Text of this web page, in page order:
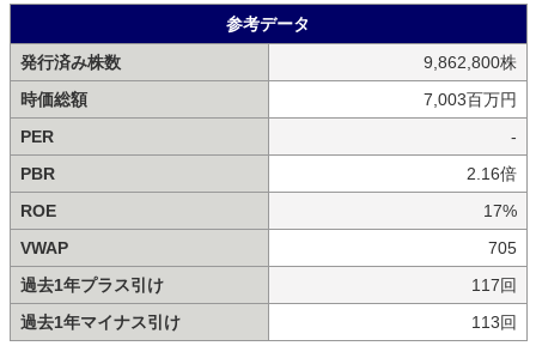
参考データ
発行済み株数
9,862,800株
時価総額
7,003百万円
PER
-
PBR
2.16倍
ROE
17%
VWAP
705
過去1年プラス引け
117回
過去1年マイナス引け
113回